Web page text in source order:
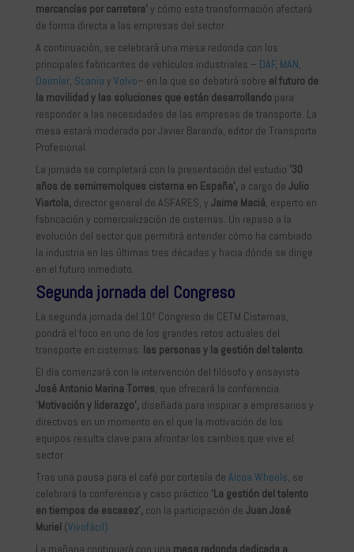
mercancías por carretera’ y cómo esta transformación afectará
de forma directa a las empresas del sector.
A continuación, se celebrará una mesa redonda con los
principales fabricantes de vehículos industriales – DAF, MAN
Daimler, Scania y Volvo– en la que se debatirá sobre el futuro de
la movilidad y las soluciones que están desarrollando para
responder a las necesidades de las empresas de transporte. La
mesa estará moderada por Javier Baranda, editor de Transporte
Profesional.
La jornada se completará con la presentación del estudio ’30
años de semirremolques cisterna en España’, a cargo de Julio
Viartola, director general de ASFARES, y Jaime Maciá , experto en
fabricación y comercialización de cisternas. Un repaso a la
evolución del sector que permitirá entender cómo ha cambiado
la industria en las últimas tres décadas y hacia dónde se dirige
en el futuro inmediato.
Segunda jornada del Congreso
La segunda jornada del 10º Congreso de CETM Cisternas,
pondrá el foco en uno de los grandes retos actuales del
transporte en cisternas: las personas y la gestión del talento
El día comenzará con la intervención del filósofo y ensayista
José Antonio Marina Torres , que ofrecerá la conferencia
‘Motivación y liderazgo’, diseñada para inspirar a empresarios y
directivos en un momento en el que la motivación de los
equipos resulta clave para afrontar los cambios que vive el
sector.
Tras una pausa para el café por cortesía de Alcoa Wheels , se
celebrará la conferencia y caso práctico ‘La gestión del talento
en tiempos de escasez’, con la participación de Juan José
Muriel (Vivofácil).
La mañana continuará con una mesa redonda dedicada a